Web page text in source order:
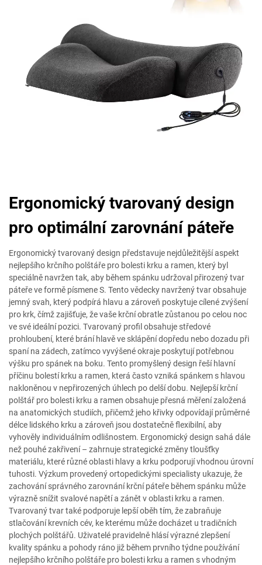
Ergonomický tvarovaný design
pro optimální zarovnání páteře
Ergonomický tvarovaný design představuje nejdůležitější aspekt
nejlepšího krčního polštáře pro bolesti krku a ramen, který byl
speciálně navržen tak, aby během spánku udržoval přirozený tvar
páteře ve formě písmene S. Tento vědecky navržený tvar obsahuje
jemný svah, který podpírá hlavu a zároveň poskytuje cílené zvýšení
pro krk, čímž zajišťuje, že vaše krční obratle zůstanou po celou noc
ve své ideální pozici. Tvarovaný profil obsahuje středové
prohloubení, které brání hlavě ve sklápění dopředu nebo dozadu při
spaní na zádech, zatímco vyvýšené okraje poskytují potřebnou
výšku pro spánek na boku. Tento promyšlený design řeší hlavní
příčinu bolestí krku a ramen, která často vzniká spánkem s hlavou
nakloněnou v nepřirozených úhlech po delší dobu. Nejlepší krční
polštář pro bolesti krku a ramen obsahuje přesná měření založená
na anatomických studiích, přičemž jeho křivky odpovídají průměrné
délce lidského krku a zároveň jsou dostatečně flexibilní, aby
vyhověly individuálním odlišnostem. Ergonomický design sahá dále
než pouhé zakřivení – zahrnuje strategické změny tloušťky
materiálu, které různé oblasti hlavy a krku podporují vhodnou úrovní
tuhosti. Výzkum provedený ortopedickými specialisty ukazuje, že
zachování správného zarovnání krční páteře během spánku může
výrazně snížit svalové napětí a zánět v oblasti krku a ramen.
Tvarovaný tvar také podporuje lepší oběh tím, že zabraňuje
stlačování krevních cév, ke kterému může docházet u tradičních
plochých polštářů. Uživatelé pravidelně hlásí výrazné zlepšení
kvality spánku a pohody ráno již během prvního týdne používání
nejlepšího krčního polštáře pro bolesti krku a ramen s vhodným